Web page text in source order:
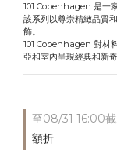
101 Copenhagen 是一
該系列以尊崇精緻品質
飾。
101 Copenhagen 對材
亞和室內呈現經典和新奇
至08/31 16:00
額折